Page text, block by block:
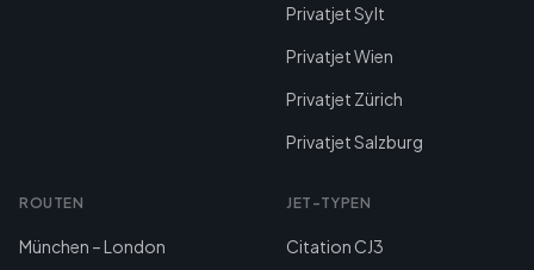
Privatjet Sylt
Privatjet Wien
Privatjet Zürich
Privatjet Salzburg
ROUTEN
München – London
JET-TYPEN
Citation CJ3